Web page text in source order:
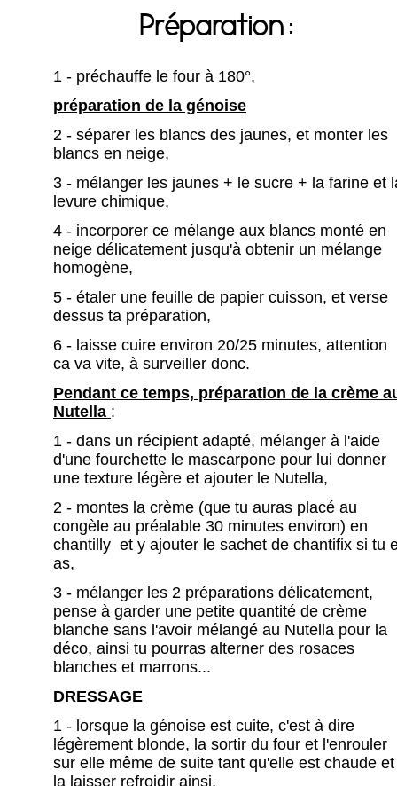
Préparation :
1 - préchauffe le four à 180°,
préparation de la génoise
2 - séparer les blancs des jaunes, et monter les
blancs en neige,
3 - mélanger les jaunes + le sucre + la farine et
levure chimique,
4 - incorporer ce mélange aux blancs monté en
neige délicatement jusqu'à obtenir un mélange
homogène,
5 - étaler une feuille de papier cuisson, et verse
dessus ta préparation,
6 - laisse cuire environ 20/25 minutes, attention
ca va vite, à surveiller donc.
Pendant ce temps, préparation de la crème
Nutella :
1 - dans un récipient adapté, mélanger à l'aide
d'une fourchette le mascarpone pour lui donner
une texture légère et ajouter le Nutella,
2 - montes la crème (que tu auras placé au
congèle au préalable 30 minutes environ) en
chantilly et y ajouter le sachet de chantifix si tu
as,
3 - mélanger les 2 préparations délicatement,
pense à garder une petite quantité de crème
blanche sans l'avoir mélangé au Nutella pour la
déco, ainsi tu pourras alterner des rosaces
blanches et marrons...
DRESSAGE
1 - lorsque la génoise est cuite, c'est à dire
légèrement blonde, la sortir du four et l'enrouler
sur elle même de suite tant qu'elle est chaude et
la laisser refroidir ainsi,